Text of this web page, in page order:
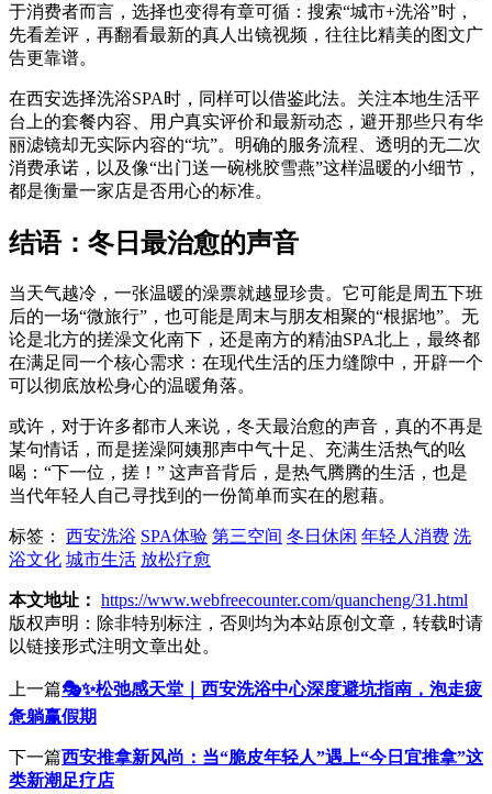
于消费者而言，选择也变得有章可循：搜索“城市+洗浴”时，
先看差评，再翻看最新的真人出镜视频，往往比精美的图文广
告更靠谱。
在西安选择洗浴SPA时，同样可以借鉴此法。关注本地生活平
台上的套餐内容、用户真实评价和最新动态，避开那些只有华
丽滤镜却无实际内容的“坑”。明确的服务流程、透明的无二次
消费承诺，以及像“出门送一碗桃胶雪燕”这样温暖的小细节，
都是衡量一家店是否用心的标准。
结语：冬日最治愈的声音
当天气越冷，一张温暖的澡票就越显珍贵。它可能是周五下班
后的一场“微旅行”，也可能是周末与朋友相聚的“根据地”。无
论是北方的搓澡文化南下，还是南方的精油SPA北上，最终都
在满足同一个核心需求：在现代生活的压力缝隙中，开辟一个
可以彻底放松身心的温暖角落。
或许，对于许多都市人来说，冬天最治愈的声音，真的不再是
某句情话，而是搓澡阿姨那声中气十足、充满生活热气的吆
喝：“下一位，搓！” 这声音背后，是热气腾腾的生活，也是
当代年轻人自己寻找到的一份简单而实在的慰藉。
标签： 西安洗浴 SPA体验 第三空间 冬日休闲 年轻人消费 洗
浴文化 城市生活 放松疗愈
本文地址： https://www.webfreecounter.com/quancheng/31.html
版权声明： 除非特别标注，否则均为本站原创文章，转载时请
以链接形式注明文章出处。
上一篇🎭✨松弛感天堂｜西安洗浴中心深度避坑指南，泡走疲
惫躺赢假期
下一篇西安推拿新风尚：当“脆皮年轻人”遇上“今日宜推拿”这
类新潮足疗店